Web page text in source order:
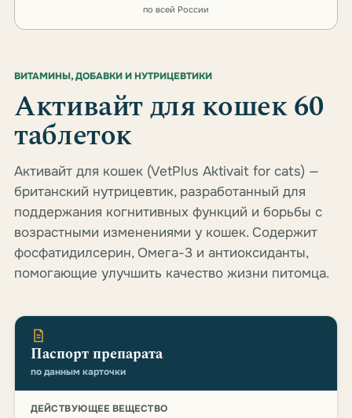
по всей России
ВИТАМИНЫ, ДОБАВКИ И НУТРИЦЕВТИКИ
Активайт для кошек 60
таблеток
Активайт для кошек (VetPlus Aktivait for cats) —
британский нутрицевтик, разработанный для
поддержания когнитивных функций и борьбы с
возрастными изменениями у кошек. Содержит
фосфатидилсерин, Омега-3 и антиоксиданты,
помогающие улучшить качество жизни питомца.
Паспорт препарата
по данным карточки
ДЕЙСТВУЮЩЕЕ ВЕЩЕСТВО